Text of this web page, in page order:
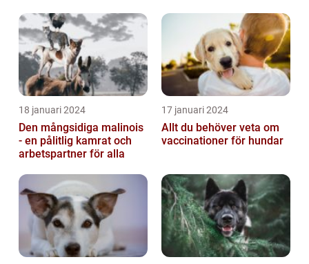
18 januari 2024
Den mångsidiga malinois
- en pålitlig kamrat och
arbetspartner för alla
17 januari 2024
Allt du behöver veta om
vaccinationer för hundar